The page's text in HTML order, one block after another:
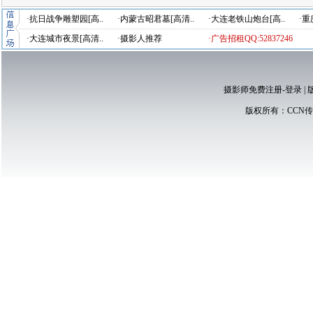
·抗日战争雕塑园[高.. ·内蒙古昭君墓[高清.. ·大连老铁山炮台[高..
·
·大连城市夜景[高清..
·摄影人推荐 ·广告招租QQ:52837246
摄影师免费注册-登录|
版权所有： CCN